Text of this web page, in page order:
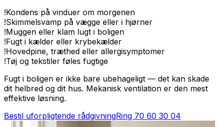
!Kondens på vinduer om morgenen
!Skimmelsvamp på vægge eller i hjørner
!Muggen eller klam lugt i boligen
!Fugt i kælder eller krybekælder
!Hovedpine, træthed eller allergisymptomer
!Tøj og tekstiler føles fugtige
Fugt i boligen er ikke bare ubehageligt — det kan skade
dit helbred og dit hus. Mekanisk ventilation er den mest
effektive løsning.
Bestil uforpligtende rådgivningRing 70 60 30 04